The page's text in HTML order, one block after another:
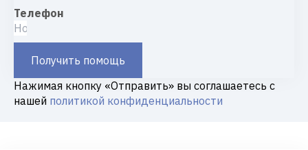
Телефон
Получить помощь
Нажимая кнопку «Отправить» вы соглашаетесь с
нашей политикой конфиденциальности